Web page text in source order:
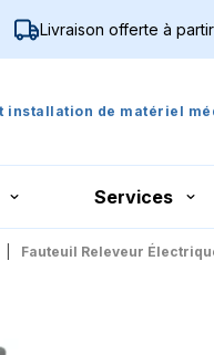
Livraison offerte à
installation de matériel
Services
Fauteuil Releveur